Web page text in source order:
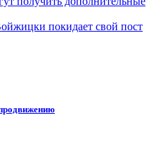
покидает свой пост